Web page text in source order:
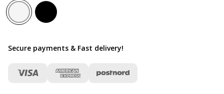
Secure payments & Fast delivery!